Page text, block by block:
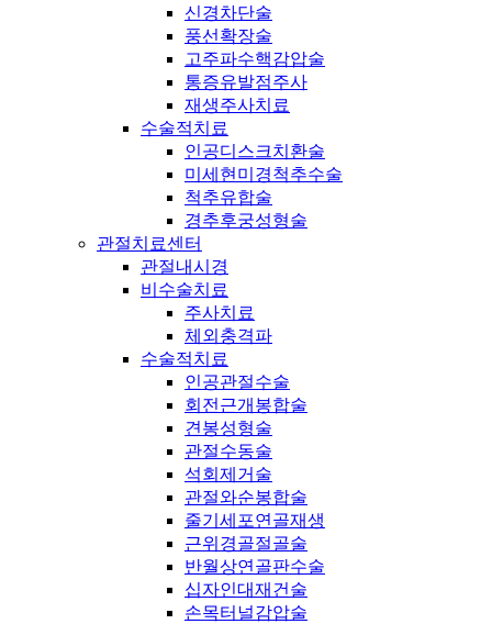
신경차단술
풍선확장술
고주파수핵감압술
통증유발점주사
재생주사치료
수술적치료
인공디스크치환술
미세현미경척추수술
척추유합술
경추후궁성형술
관절치료센터
관절내시경
비수술치료
주사치료
체외충격파
수술적치료
인공관절수술
회전근개봉합술
견봉성형술
관절수동술
석회제거술
관절와순봉합술
줄기세포연골재생
근위경골절골술
반월상연골판수술
십자인대재건술
손목터널감압술